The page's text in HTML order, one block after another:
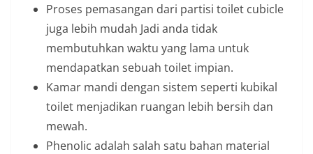
Proses pemasangan dari partisi toilet cubicle
juga lebih mudah Jadi anda tidak
membutuhkan waktu yang lama untuk
mendapatkan sebuah toilet impian.
Kamar mandi dengan sistem seperti kubikal
toilet menjadikan ruangan lebih bersih dan
mewah.
Phenolic adalah salah satu bahan material